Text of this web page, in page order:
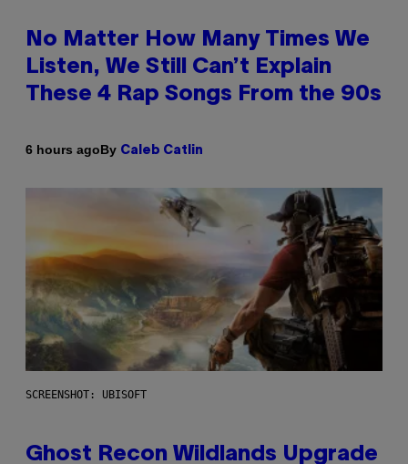
No Matter How Many Times We
Listen, We Still Can’t Explain
These 4 Rap Songs From the 90s
6 hours agoBy Caleb Catlin
SCREENSHOT: UBISOFT
Ghost Recon Wildlands Upgrade